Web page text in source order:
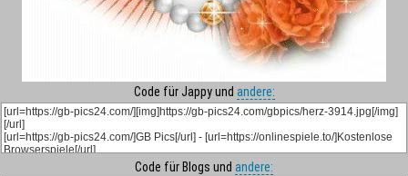
Code für Jappy und andere:
Code für Blogs und andere: